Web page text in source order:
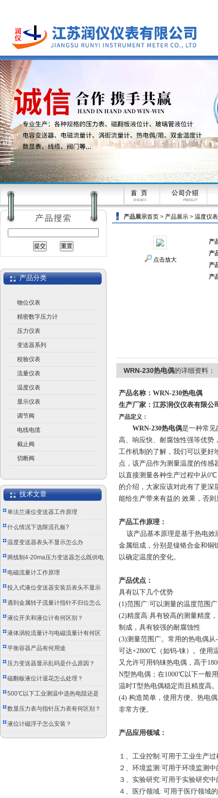
产品分类
物位仪表
精密数字压力计
压力仪表
变送器系列
校验仪表
流量仪表
温度仪表
显示仪表
调节阀
电线电缆
截止阀
切断阀
技术文章
单法兰液位变送器工作原理
什么情况下选限流孔板?
温度变送器表头不显示怎么办
两线制4-20ma压力变送器怎么既供电
又传信号？
电磁流量计工作原理
投入式液位变送器安装后表头不显示
怎么办？
遇到金属转子流量计指针不归位怎么
办？
液位开关和液位计有何区别？
液体涡轮流量计与电磁流量计有何区
别？
平衡容器产品有何用途
压力变送器显示乱码是什么原因？
磁翻板液位计退花怎么处理？
500℃以下工业测温中选热电阻还是
双金属温度计？
数显压力表与指针压力表有何区别？
液位计磁浮子怎么安装？
产品展示首页 > 产品展示 > 温度仪表
点击放大
产
产
产
产
WRN-230热电偶的详细资料：
产品名称： WRN-230热电偶
生产厂家：江苏润仪仪表有限
产品定义：
WRN-230热电偶是一种常见
高、响应快、耐腐蚀性强等优势
工作机制的了解，我们可以更好
点，该产品作为测量温度的传感
以直接测量各种生产过程中从
的介绍，大家应该对此有了更深
能给生产带来有益的 效果，否
产品工作原理 ：
该产品基本原理是基于热电
金属组成，分别是镍铬合金和铜
以确定温度的变化。
产品优点：
具有以下几个优势
(1)范围广:可以测量的温度范围广
(2)精度高:具有较高的测量精度
制成，具有较强的耐腐蚀性
(3)测量范围广。常用的热电偶
可达+2800℃（如钨-铼）。使用
又允许可用钨铼热电偶，高于
N型热电偶；在1000℃以下一般
温时T型热电偶稳定而且精度高。
(4) 构造简单，使用方便。热电
非常方便。
产品应用领域：
１、工业控制:可用于工业生产
２、环境监测:可用于环境监测
３、实验研究:可用于实验研究
４、医疗领域: 可用于医疗领域